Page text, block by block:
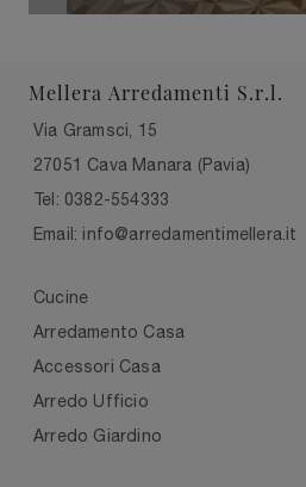
Mellera Arredamenti S.r.l.
Via Gramsci, 15
27051 Cava Manara (Pavia)
Tel: 0382-554333
Email: info@arredamentimellera.it
Cucine
Arredamento Casa
Accessori Casa
Arredo Ufficio
Arredo Giardino